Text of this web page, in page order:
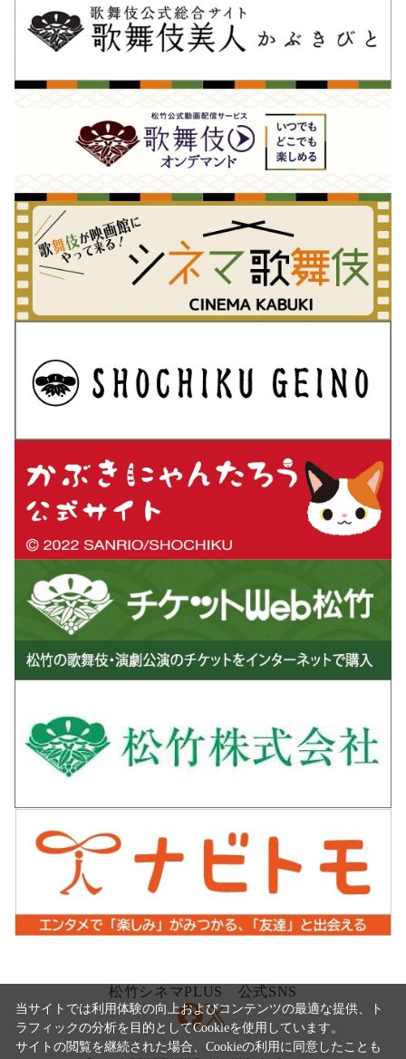
松竹シネマPLUS 公式SNS
当サイトでは利用体験の向上およびコンテンツの最適な提供、ト
ラフィックの分析を目的としてCookieを使用しています。
サイトの閲覧を継続された場合、Cookieの利用に同意したことも